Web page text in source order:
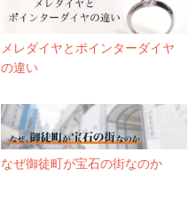
メレダイヤとポインターダイヤ
の違い
なぜ御徒町が宝石の街なのか